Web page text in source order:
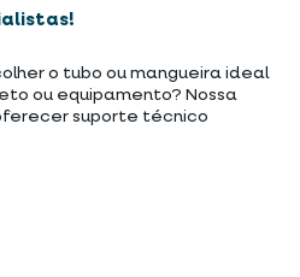
o tubo ou mangueira ideal
ou equipamento? Nossa
suporte técnico